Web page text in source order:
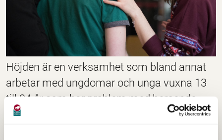
Höjden är en verksamhet som bland annat
arbetar med ungdomar och unga vuxna 13
till 24 år som har problem med beroende
eller skadligt bruk av alkohol, natkotika eller